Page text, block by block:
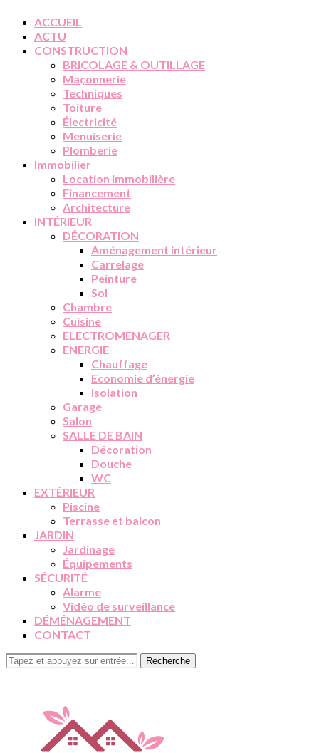
ACCUEIL
ACTU
CONSTRUCTION
BRICOLAGE & OUTILLAGE
Maçonnerie
Techniques
Toiture
Électricité
Menuiserie
Plomberie
Immobilier
Location immobilière
Financement
Architecture
INTÉRIEUR
DÉCORATION
Aménagement intérieur
Carrelage
Peinture
Sol
Chambre
Cuisine
ELECTROMENAGER
ENERGIE
Chauffage
Economie d’énergie
Isolation
Garage
Salon
SALLE DE BAIN
Décoration
Douche
WC
EXTÉRIEUR
Piscine
Terrasse et balcon
JARDIN
Jardinage
Équipements
SÉCURITÉ
Alarme
Vidéo de surveillance
DÉMÉNAGEMENT
CONTACT
Recherche